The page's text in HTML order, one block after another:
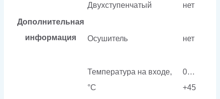
Дополнительная
информация
Двухступенчатый нет
Осушитель нет
Температура на входе,
°C
0…
+45